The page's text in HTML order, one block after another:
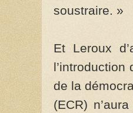
soustraire. »
Et Leroux
de la
(ECR)